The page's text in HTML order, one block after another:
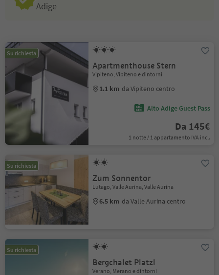
Adige
Su richiesta
Apartmenthouse Stern
Vipiteno, Vipiteno e dintorni
1.1 km da Vipiteno centro
Alto Adige Guest Pass
Da 145€
1 notte / 1 appartamento IVA incl.
Su richiesta
Zum Sonnentor
Lutago, Valle Aurina, Valle Aurina
6.5 km da Valle Aurina centro
Su richiesta
Bergchalet Platzl
Verano, Merano e dintorni